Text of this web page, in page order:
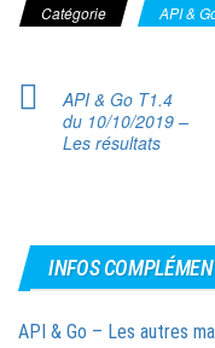
Catégorie API &
API & Go T1.4
du 10/10/2019 –
Les résultats
INFOS
API & Go – Les autres